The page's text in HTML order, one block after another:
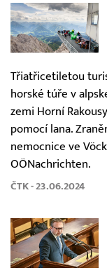
Třiatřicetiletou
horské túře v
zemi Horní
pomocí lana.
nemocnice ve
OÖNachrichten.
ČTK - 23.06.2024